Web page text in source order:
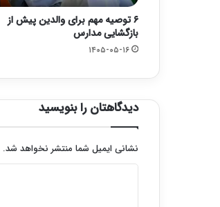
۶ توصیه مهم برای والدین پیش از
بازگشایی مدارس
۱۴۰۵-۰۵-۱۶
دیدگاهتان را بنویسید
نشانی ایمیل شما منتشر نخواهد شد.